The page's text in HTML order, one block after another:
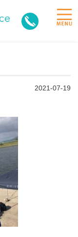
toggle
2021-07-19